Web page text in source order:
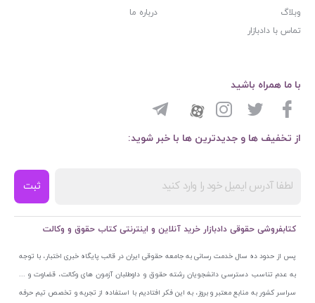
وبلاگ
درباره ما
تماس با دادبازار
از تخفیف ها و جدیدترین ها با خبر شوید:
ثبت
با ما همراه باشید
کتابفروشی حقوقی دادبازار خرید آنلاین و اینترنتی کتاب حقوق و وکالت
پس از حدود ده سال خدمت رسانی به جامعه حقوقی ایران در قالب پایگاه خبری اختبار، با توجه
به عدم تناسب دسترسی دانشجویان رشته حقوق و داوطلبان آزمون های وکالت، قضاوت و ...
سراسر کشور به منابع معتبر و بروز، به این فکر افتادیم با استفاده از تجربه و تخصص تیم حرفه